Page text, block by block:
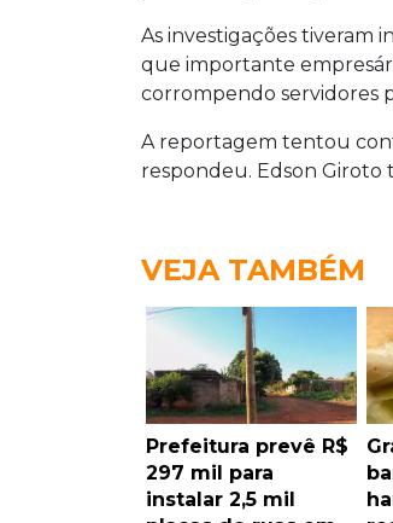
As investigações tiveram
que importante
corrompendo servidores
A reportagem tentou
respondeu. Edson
VEJA TAMBÉM
Prefeitura prevê R$
297 mil para
instalar 2,5 mil